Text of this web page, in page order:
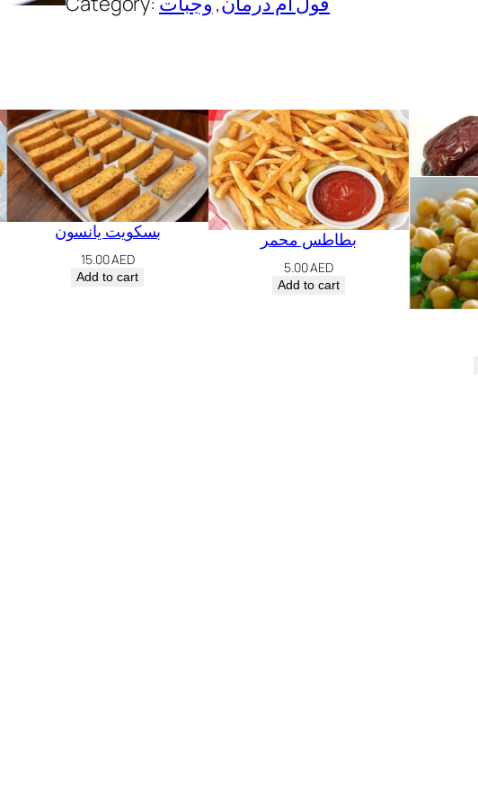
ل
ي
ة
q
u
a
بسكويت يانسون
15.00AED
Add to cart
بطاطس محمر
5.00AED
Add to cart